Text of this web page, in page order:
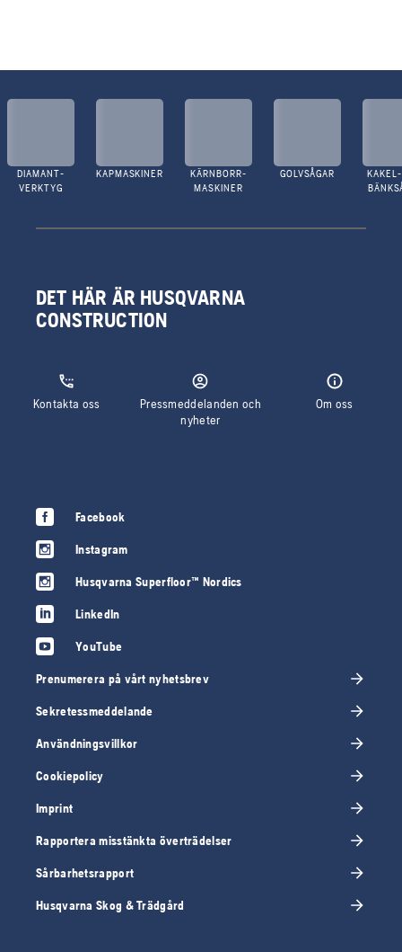
DIAMANT-
VERKTYG
KAPMASKINER
KÄRNBORR-
MASKINER
GOLVSÅGAR
DET HÄR ÄR HUSQVARNA
CONSTRUCTION
Kontakta oss
Pressmeddelanden och
nyheter
Om oss
Facebook
Instagram
Husqvarna Superfloor™ Nordics
LinkedIn
YouTube
Prenumerera på vårt nyhetsbrev
Sekretessmeddelande
Användningsvillkor
Cookiepolicy
Imprint
Rapportera misstänkta överträdelser
Sårbarhetsrapport
Husqvarna Skog & Trädgård